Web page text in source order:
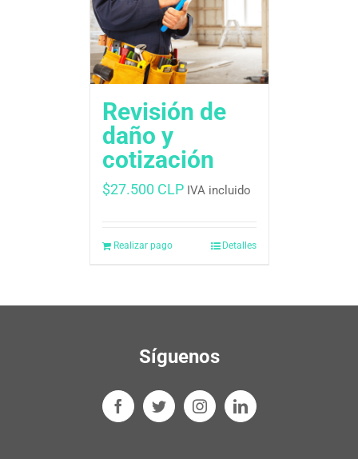
Revisión de
daño y
cotización
$27.500 CLP IVA incluido
Realizar pago Detalles
Síguenos